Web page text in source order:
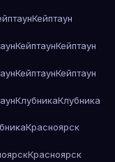
Кейптаун
КейптаунКейптаун
КейптаунКейптаун
КлубникаКлубника
Красноярск
Красноярск